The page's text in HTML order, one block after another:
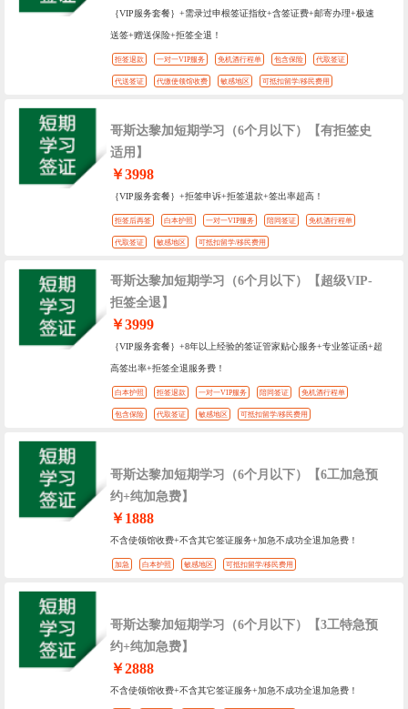
｛VIP服务套餐｝+需录过申根签证指纹+含签证费+邮寄办理+极速
送签+赠送保险+拒签全退！
拒签退款 一对一VIP服务 免机酒行程单 包含保险 代取签证
代送签证 代缴使领馆收费 敏感地区 可抵扣留学/移民费用
哥斯达黎加短期学习（6个月以下）【有拒签史
适用】
￥3998
｛VIP服务套餐｝+拒签申诉+拒签退款+签出率超高！
拒签后再签 白本护照 一对一VIP服务 陪同签证 免机酒行程单
代取签证 敏感地区 可抵扣留学/移民费用
哥斯达黎加短期学习（6个月以下）【超级VIP-
拒签全退】
￥3999
｛VIP服务套餐｝+8年以上经验的签证管家贴心服务+专业签证函+超
高签出率+拒签全退服务费！
白本护照 拒签退款 一对一VIP服务 陪同签证 免机酒行程单
包含保险 代取签证 敏感地区 可抵扣留学/移民费用
哥斯达黎加短期学习（6个月以下）【6工加急预
约+纯加急费】
￥1888
不含使领馆收费+不含其它签证服务+加急不成功全退加急费！
加急 白本护照 敏感地区 可抵扣留学/移民费用
哥斯达黎加短期学习（6个月以下）【3工特急预
约+纯加急费】
￥2888
不含使领馆收费+不含其它签证服务+加急不成功全退加急费！